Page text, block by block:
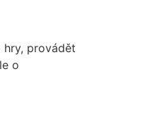
provádět
o